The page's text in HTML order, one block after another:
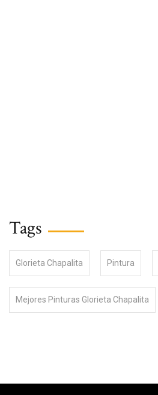
Tags
Glorieta Chapalita Pintura
Mejores Pinturas Glorieta Chapalita